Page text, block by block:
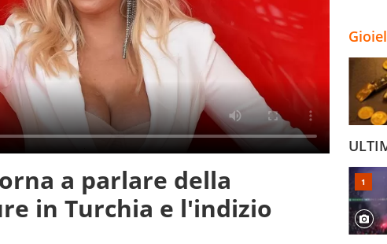
a parlare della
in Turchia e l'indizio